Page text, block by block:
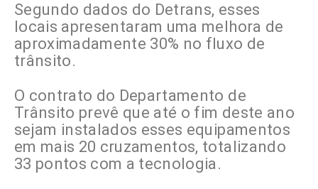
Segundo dados do Detrans, esses
locais apresentaram uma melhora de
aproximadamente 30% no fluxo de
trânsito.
O contrato do Departamento de
Trânsito prevê que até o fim deste ano
sejam instalados esses equipamentos
em mais 20 cruzamentos, totalizando
33 pontos com a tecnologia.